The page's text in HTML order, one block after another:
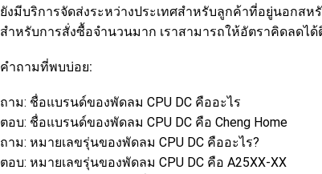
ยังมีบริการจัดส่งระหว่างประเทศสำหรับลูกค้าที่อยู่นอกสห
สำหรับการสั่งซื้อจำนวนมาก เราสามารถให้อัตราคิดลดได้
คำถามที่พบบ่อย:
ถาม: ชื่อแบรนด์ของพัดลม CPU DC คืออะไร
ตอบ: ชื่อแบรนด์ของพัดลม CPU DC คือ Cheng Home
ถาม: หมายเลขรุ่นของพัดลม CPU DC คืออะไร?
ตอบ: หมายเลขรุ่นของพัดลม CPU DC คือ A25XX-XX